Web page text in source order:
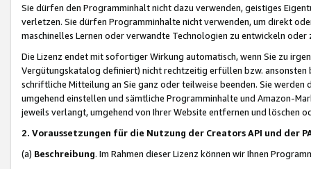
Sie dürfen den Programminhalt nicht dazu verwenden, geistiges
verletzen. Sie dürfen Programminhalte nicht verwenden, um direkt
maschinelles Lernen oder verwandte Technologien zu entwickeln
Die Lizenz endet mit sofortiger Wirkung automatisch, wenn Sie zu
Vergütungskatalog definiert) nicht rechtzeitig erfüllen bzw. ansonsten
schriftliche Mitteilung an Sie ganz oder teilweise beenden. Sie werden
umgehend einstellen und sämtliche Programminhalte und Amazon-
jeweils verlangt, umgehend von Ihrer Website entfernen und löschen
2. Voraussetzungen für die Nutzung der Creators API und der
(a) Beschreibung. Im Rahmen dieser Lizenz können wir Ihnen